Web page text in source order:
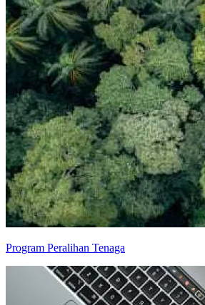
Program Peralihan Tenaga